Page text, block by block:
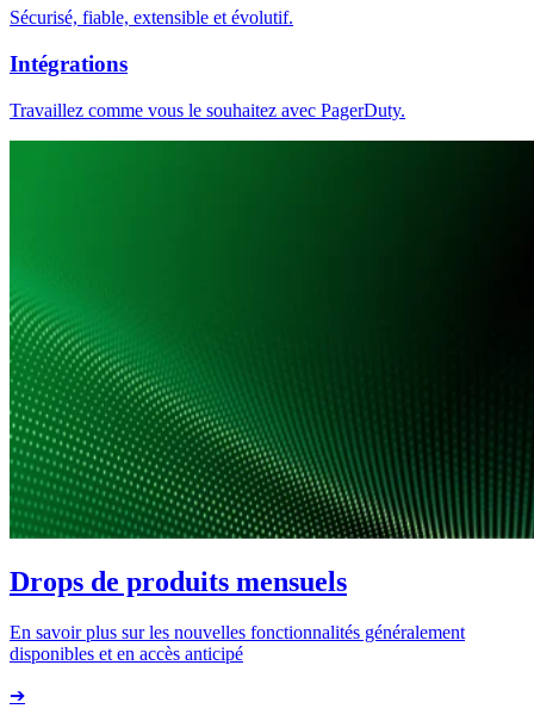
Sécurisé, fiable, extensible et évolutif.
Intégrations
Travaillez comme vous le souhaitez avec PagerDuty.
Drops de produits mensuels
En savoir plus sur les nouvelles fonctionnalités généralement
disponibles et en accès anticipé
➔